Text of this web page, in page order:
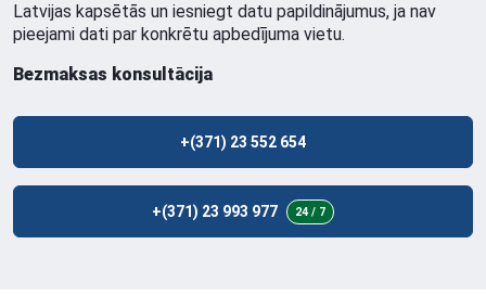
Latvijas kapsētās un iesniegt datu papildinājumus, ja nav
pieejami dati par konkrētu apbedījuma vietu.
Bezmaksas konsultācija
+(371) 23 552 654
+(371) 23 993 977 24 / 7